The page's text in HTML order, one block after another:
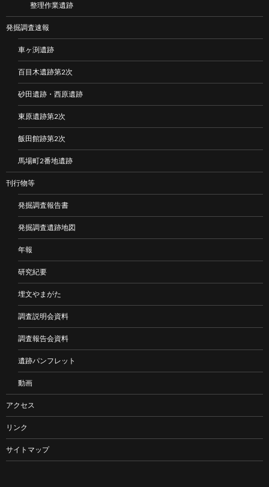
整理作業遺跡
発掘調査速報
車ヶ渕遺跡
百目木遺跡第2次
砂田遺跡・西原遺跡
東原遺跡第2次
飯田館跡第2次
馬場町2番地遺跡
刊行物等
発掘調査報告書
発掘調査遺跡地図
年報
研究紀要
埋文やまがた
調査説明会資料
調査報告会資料
遺跡パンフレット
動画
アクセス
リンク
サイトマップ